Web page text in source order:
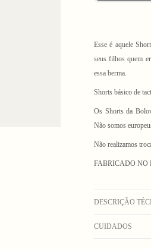
Esse é aquele
seus filhos quem
essa berma.
Shorts básico de
Os Shorts da
Não somos
Não realizamos
FABRICADO NO
DESCRIÇÃO
Shorts de tactel
CUIDADOS